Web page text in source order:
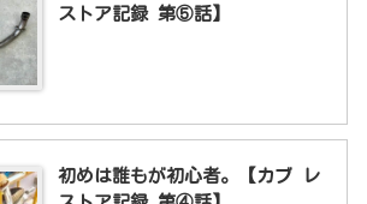
ストア記録 第⑤話】
初めは誰もが初心者。【カブ レ